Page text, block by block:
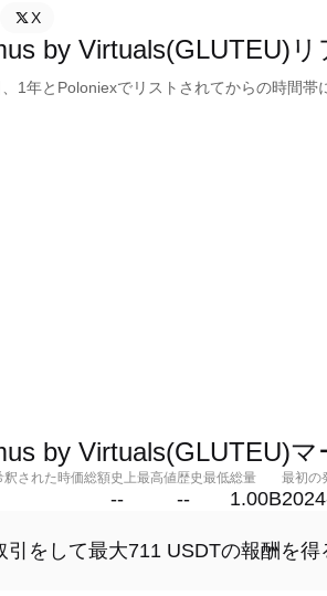
X
by Virtuals(GLUTEU)
1年とPoloniexでリストされてからの時間
by Virtuals(GLUTEU)
釈された時価総額史上最高値
--
歴史最低
--
総量
1.00B
最初の
引をして最大711 USDTの報酬を得